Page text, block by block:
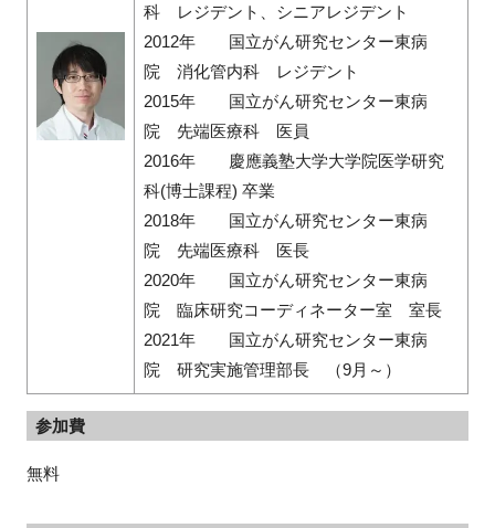
科 レジデント、シニアレジデント
2012年 国立がん研究センター東病
院 消化管内科 レジデント
2015年 国立がん研究センター東病
院 先端医療科 医員
2016年 慶應義塾大学大学院医学研究
科(博士課程) 卒業
2018年 国立がん研究センター東病
院 先端医療科 医長
2020年 国立がん研究センター東病
院 臨床研究コーディネーター室 室長
2021年 国立がん研究センター東病
院 研究実施管理部長 （9月～）
参加費
無料